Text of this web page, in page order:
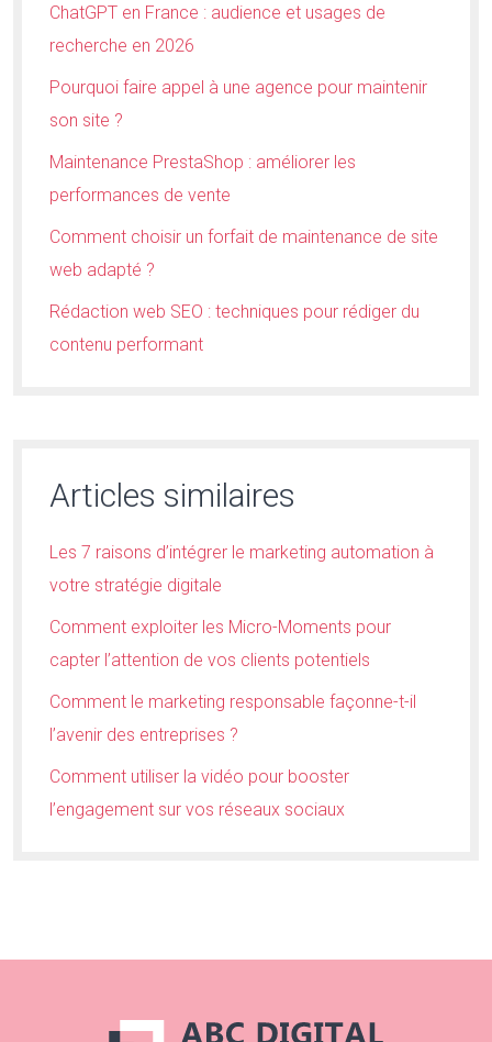
ChatGPT en France : audience et usages de
recherche en 2026
Pourquoi faire appel à une agence pour maintenir
son site ?
Maintenance PrestaShop : améliorer les
performances de vente
Comment choisir un forfait de maintenance de site
web adapté ?
Rédaction web SEO : techniques pour rédiger du
contenu performant
Articles similaires
Les 7 raisons d’intégrer le marketing automation à
votre stratégie digitale
Comment exploiter les Micro-Moments pour
capter l’attention de vos clients potentiels
Comment le marketing responsable façonne-t-il
l’avenir des entreprises ?
Comment utiliser la vidéo pour booster
l’engagement sur vos réseaux sociaux